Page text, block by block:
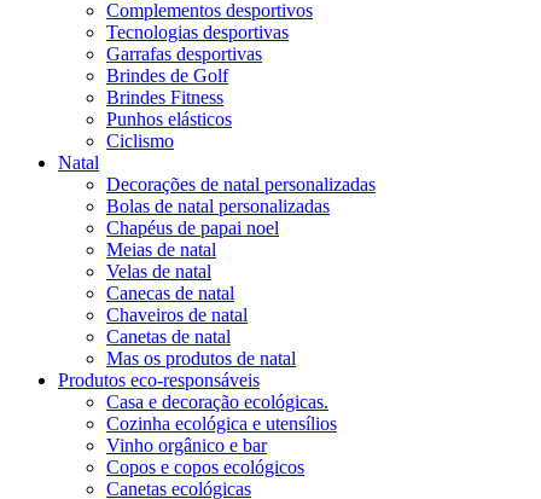
Complementos desportivos
Tecnologias desportivas
Garrafas desportivas
Brindes de Golf
Brindes Fitness
Punhos elásticos
Ciclismo
Natal
Decorações de natal personalizadas
Bolas de natal personalizadas
Chapéus de papai noel
Meias de natal
Velas de natal
Canecas de natal
Chaveiros de natal
Canetas de natal
Mas os produtos de natal
Produtos eco-responsáveis
Casa e decoração ecológicas.
Cozinha ecológica e utensílios
Vinho orgânico e bar
Copos e copos ecológicos
Canetas ecológicas